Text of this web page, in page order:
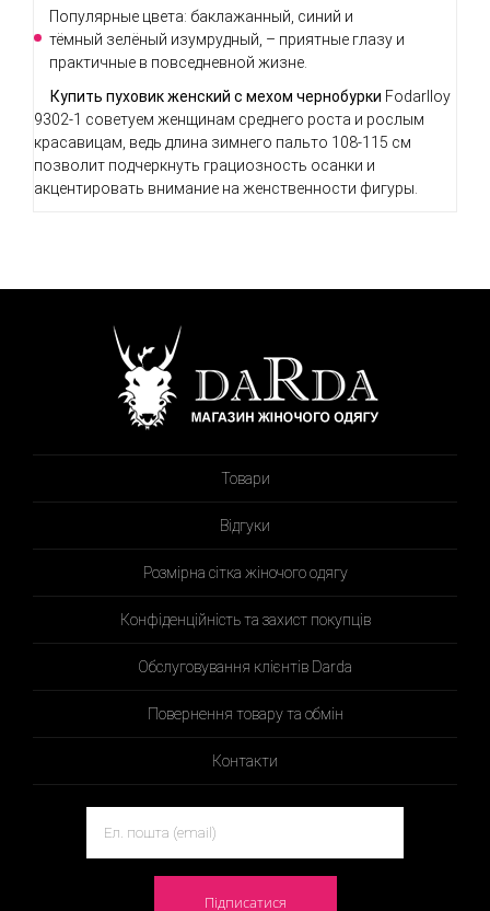
Популярные цвета: баклажанный, синий и
тёмный зелёный изумрудный, – приятные глазу и
практичные в повседневной жизне.
Купить пуховик женский с мехом чернобурки Fodarlloy
9302-1 советуем женщинам среднего роста и рослым
красавицам, ведь длина зимнего пальто 108-115 см
позволит подчеркнуть грациозность осанки и
акцентировать внимание на женственности фигуры.
Товари
Відгуки
Розмірна сітка жіночого одягу
Конфіденційність та захист покупців
Обслуговування клієнтів Darda
Повернення товару та обмін
Контакти
Підписатися